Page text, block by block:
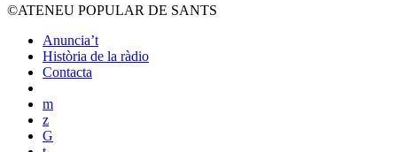
©ATENEU POPULAR DE SANTS
Anuncia’t
Història de la ràdio
Contacta